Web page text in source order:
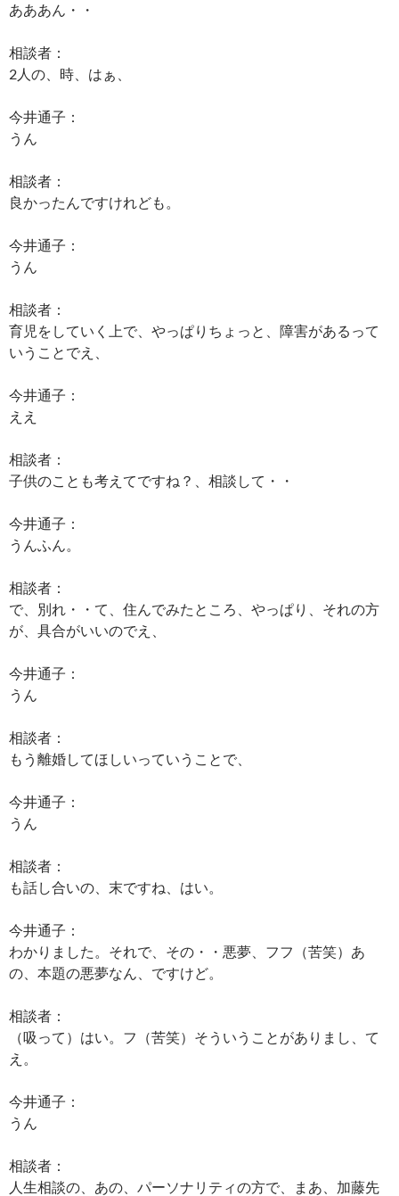
あああん・・
相談者：
2人の、時、はぁ、
今井通子：
うん
相談者：
良かったんですけれども。
今井通子：
うん
相談者：
育児をしていく上で、やっぱりちょっと、障害があるって
いうことでえ、
今井通子：
ええ
相談者：
子供のことも考えてですね？、相談して・・
今井通子：
うんふん。
相談者：
で、別れ・・て、住んでみたところ、やっぱり、それの方
が、具合がいいのでえ、
今井通子：
うん
相談者：
もう離婚してほしいっていうことで、
今井通子：
うん
相談者：
も話し合いの、末ですね、はい。
今井通子：
わかりました。それで、その・・悪夢、フフ（苦笑）あ
の、本題の悪夢なん、ですけど。
相談者：
（吸って）はい。フ（苦笑）そういうことがありまし、て
え。
今井通子：
うん
相談者：
人生相談の、あの、パーソナリティの方で、まあ、加藤先